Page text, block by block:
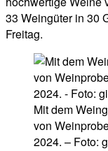
33 Weingüter in 30
Freitag.
Mit dem
von
2024. – Foto: